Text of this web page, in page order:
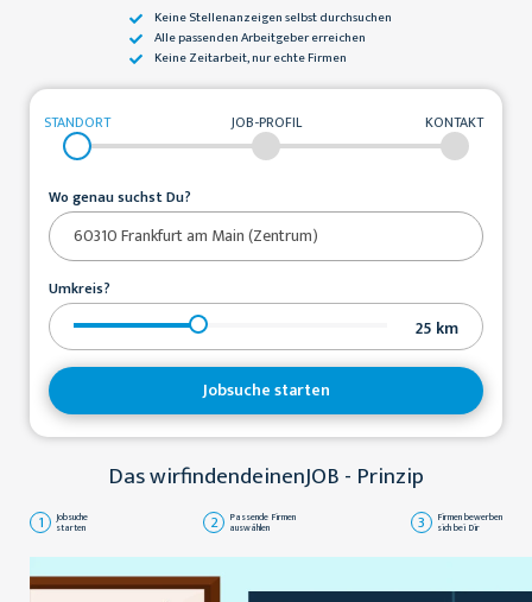
Keine Stellenanzeigenselbst durchsuchen
Alle passendenArbeitgeber erreichen
Keine Zeitarbeit,nur echte Firmen
STANDORT JOB-PROFIL KONTAKT
Wo genau suchst Du?
Umkreis?
25 km
Jobsuche starten
Das wirfindendeinenJOB - Prinzip
1 Jobsuche
starten 2 Passende Firmen
auswählen 3 Firmen bewerben
sich bei Dir